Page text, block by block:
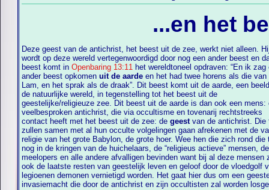
...en het
Deze geest van de antichrist, het beest uit de zee, werkt niet alleen.
wordt op deze wereld vertegenwoordigd door nog een ander beest en dat
beest komt inOpenbaring 13:11 het wereldtoneel opdraven: “En ik zag een
ander beest opkomenuit de aarde en het had twee horens als die van
Lam, en het sprak als de draak”. Dit beest komt uit de aarde, een beeld van
de natuurlijke wereld, in tegenstelling tot het beest uit de
geestelijke/religieuze zee. Dit beest uit de aarde is dan ook een mens: de
veelbesproken antichrist, die via occultisme en tovenarij rechtstreeks
contact heeft met het beest uit de zee: degeestvan de antichrist. Die
zullen samen met al hun occulte volgelingen gaan afrekenen met de valse
religie van het grote Babylon, de grote hoer. Wee hen die zich rond die
nog in de kringen van de huichelaars, de “religieus actieve” mensen, de
meelopers en alle andere afvalligen bevinden want bij al deze mensen zullen
ook de laatste resten van geestelijk leven en geloof door de vloedgolf
legioenen demonen vernietigd worden. Het gaat hier dus om een geestelijke
invasiemacht die door de antichrist en zijn occultisten zal worden losgelaten